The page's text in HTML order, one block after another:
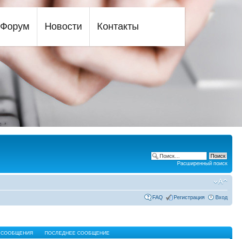
Форум Новости Контакты
Расширенный поиск
FAQ Регистрация Вход
СООБЩЕНИЯ ПОСЛЕДНЕЕ СООБЩЕНИЕ